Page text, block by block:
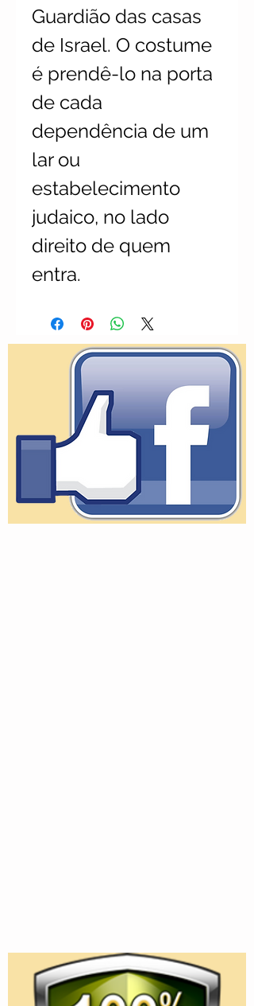
Guardião das casas
de Israel. O costume
é prendê-lo na porta
de cada
dependência de um
lar ou
estabelecimento
judaico, no lado
direito de quem
entra.